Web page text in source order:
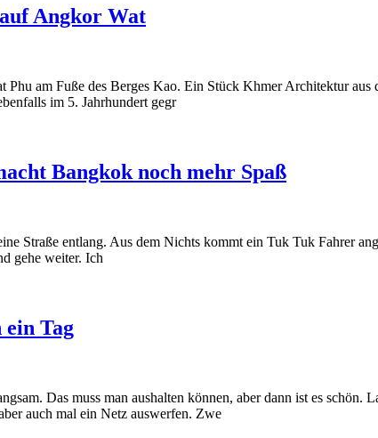
Angkor Wat
Phu am Fuße des Berges Kao. Ein Stück Khmer Architektur
im 5. Jahrhundert gegr
Bangkok noch mehr Spaß
Straße entlang. Aus dem Nichts kommt ein Tuk Tuk Fahrer
gehe weiter. Ich
ein Tag
Das muss man aushalten können, aber dann ist es
auch mal ein Netz auswerfen. Zwe